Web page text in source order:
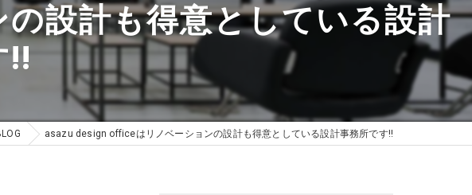
設計も得意としている設計
!!
asazu design officeはリノベーションの設計も得意としている設計事務所です!!